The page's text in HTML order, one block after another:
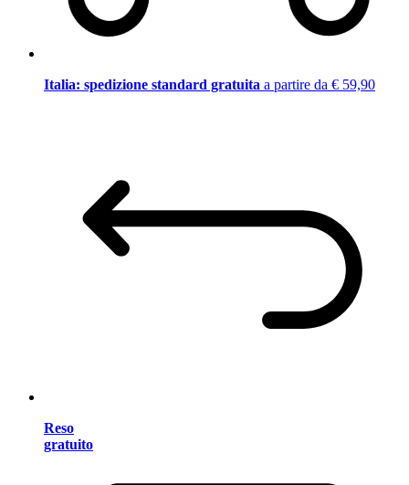
Italia: spedizione standard gratuita a partire da € 59,90
Reso
gratuito